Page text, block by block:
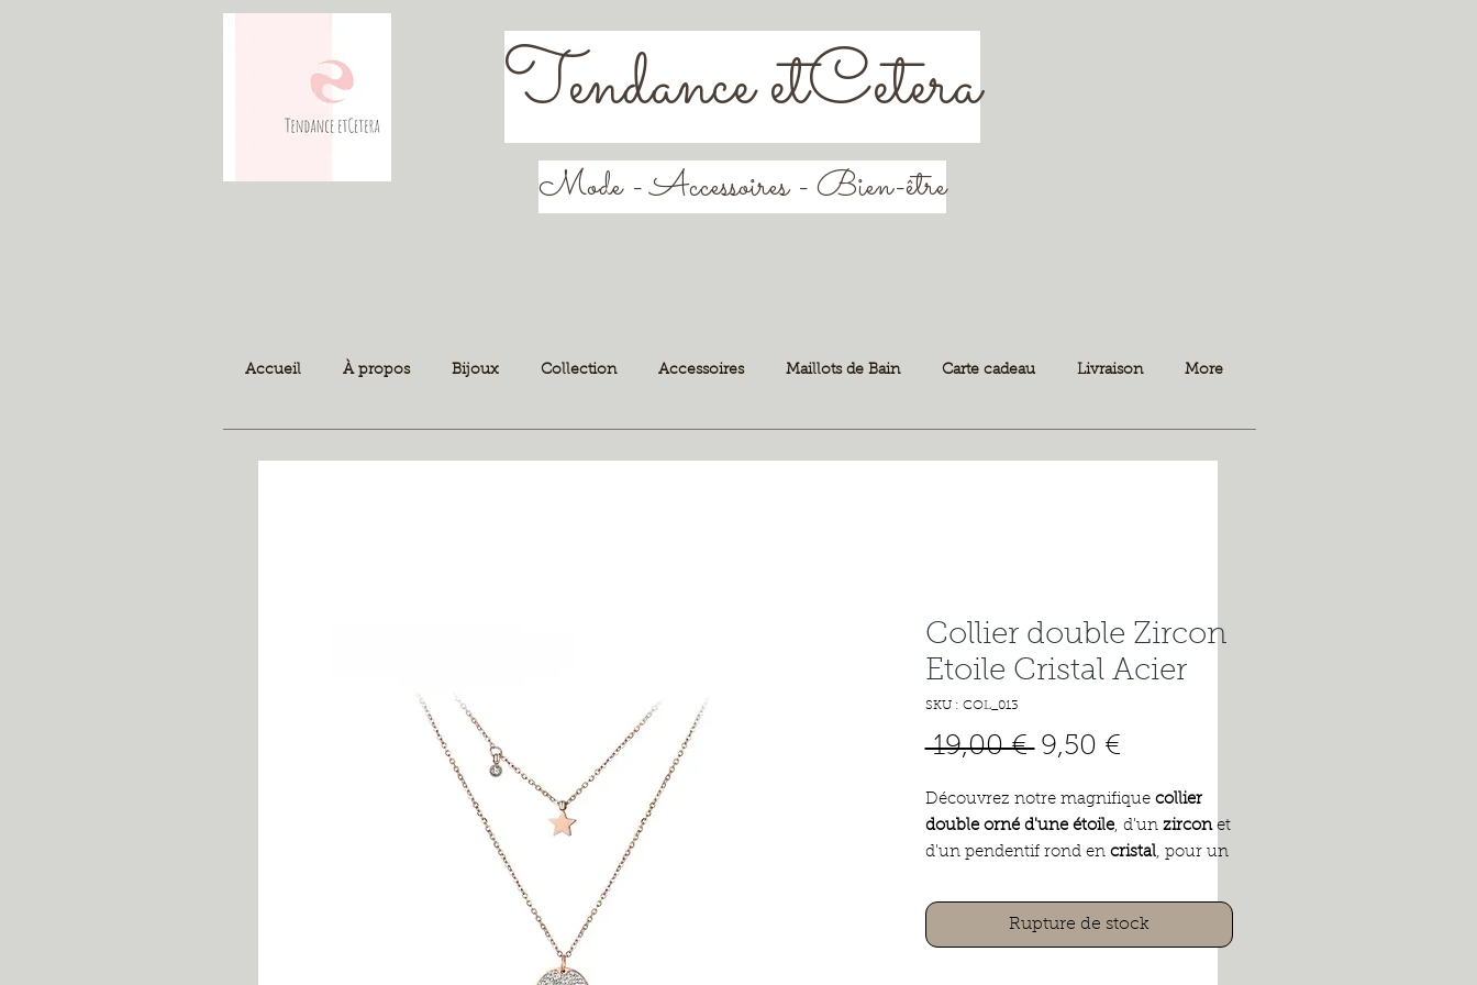
Tendance etCetera
Mode - Accessoires - Bien-être
Accueil À propos Bijoux Collection Accessoires Maillots de Bain Carte cadeau Livraison More
Collier double Zircon
Etoile Cristal Acier
SKU : COL_013
19,00 € Prix
9,50 €Prix
Découvrez notre magnifiquecollier
double orné d'une étoile, d'unzircon et
d'un pendentif rond en cristal, pour un
une touche d'éclat à toutes vos tenues.
Fabriqué avec une chaine fine et une
Rupture de stock